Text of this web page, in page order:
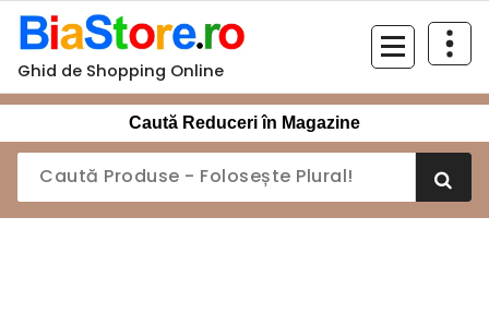
Sari
conținut
Ghid de Shopping Online
Caută Reduceri în Magazine